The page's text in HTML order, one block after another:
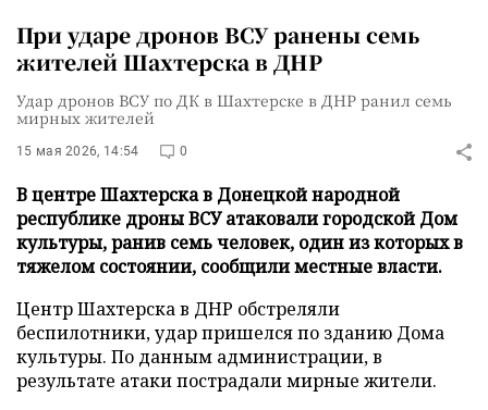
При ударе дронов ВСУ ранены семь
жителей Шахтерска в ДНР
Удар дронов ВСУ по ДК в Шахтерске в ДНР ранил семь
мирных жителей
15 мая 2026, 14:54 0
В центре Шахтерска в Донецкой народной
республике дроны ВСУ атаковали городской Дом
культуры, ранив семь человек, один из которых в
тяжелом состоянии, сообщили местные власти.
Центр Шахтерска в ДНР обстреляли
беспилотники, удар пришелся по зданию Дома
культуры. По данным администрации, в
результате атаки пострадали мирные жители.